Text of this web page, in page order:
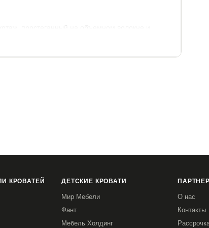
простеганный на объемном волокне и
120x190
КРОВАТЕЙ ДЕТСКИЕ КРОВАТИ
Мир Мебели
Фант
Мебель Холдинг
О нас
Контакты